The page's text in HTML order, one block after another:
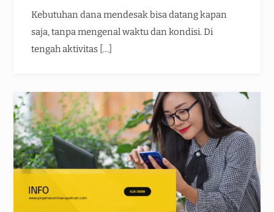
Kebutuhan dana mendesak bisa datang kapan
saja, tanpa mengenal waktu dan kondisi. Di
tengah aktivitas […]